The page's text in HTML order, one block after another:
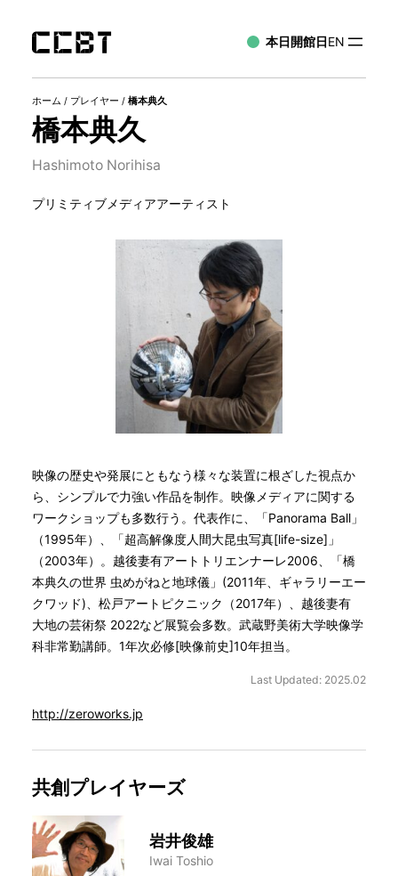
本日開館日EN
ホーム / プレイヤー / 橋本典久
橋本典久
Hashimoto Norihisa
プリミティブメディアアーティスト
映像の歴史や発展にともなう様々な装置に根ざした視点か
ら、シンプルで力強い作品を制作。映像メディアに関する
ワークショップも多数行う。代表作に、「Panorama Ball」
（1995年）、「超高解像度人間大昆虫写真[life-size]」
（2003年）。越後妻有アートトリエンナーレ2006、「橋
本典久の世界 虫めがねと地球儀」(2011年、ギャラリーエー
クワッド)、松戸アートピクニック（2017年）、越後妻有
大地の芸術祭 2022など展覧会多数。武蔵野美術大学映像学
科非常勤講師。1年次必修[映像前史]10年担当。
Last Updated: 2025.02
http://zeroworks.jp
共創プレイヤーズ
岩井俊雄
Iwai Toshio